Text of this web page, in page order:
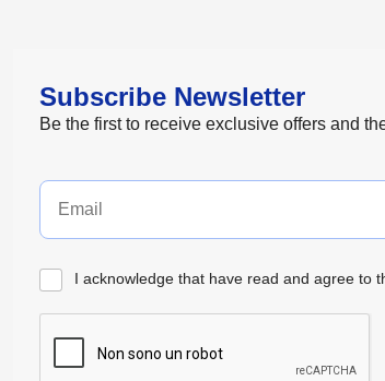
Subscribe Newsletter
Be the first to receive exclusive offers and
I acknowledge that have read and agree to